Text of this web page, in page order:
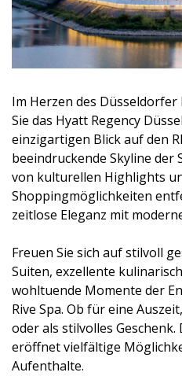
Im Herzen des
Sie das Hyatt Regency
einzigartigen Blick auf den
beeindruckende Skyline
von kulturellen Highlights
Shoppingmöglichkeiten
zeitlose Eleganz mit
Freuen Sie sich auf stilvoll
Suiten, exzellente
wohltuende Momente der
Rive Spa. Ob für eine
oder als stilvolles
eröffnet vielfältige
Aufenthalte.